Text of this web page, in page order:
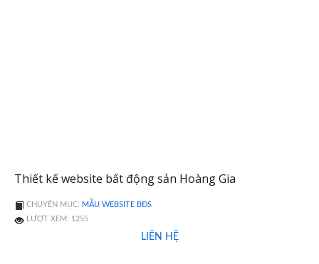
Thiết kế website bất động sản Hoàng Gia
CHUYÊN MỤC: MẪU WEBSITE BĐS
LƯỢT XEM: 1255
LIÊN HỆ